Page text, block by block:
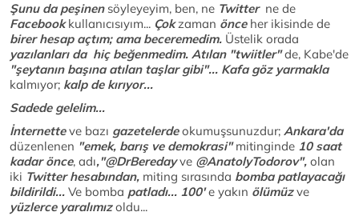
Şunu da peşinen söyleyeyim, ben, ne Twitterne de
Facebookkullanıcısıyım... Çokzaman önceher ikisinde de
birer hesap açtım; ama beceremedim. Üstelik orada
yazılanları da hiç beğenmedim. Atılan "twiitler"de, Kabe'de
"şeytanın başına atılan taşlar gibi"... Kafa göz yarmakla
kalmıyor; kalp de kırıyor...
Sadede gelelim...
İnternetteve bazı gazetelerdeokumuşsunuzdur; Ankara'da
düzenlenen "emek, barış ve demokrasi"mitinginde 10 saat
kadar önce, adı,"@DrBeredayve @AnatolyTodorov", olan
iki Twitter hesabından, miting sırasında bomba patlayacağı
bildirildi... Ve bomba patladı... 100'e yakın ölümüzve
yüzlerce yaralımızoldu...